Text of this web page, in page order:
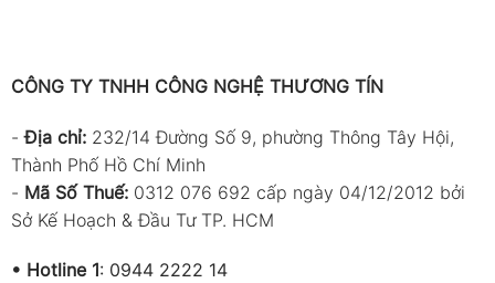
CÔNG TY TNHH CÔNG NGHỆ THƯƠNG TÍN
-Địa chỉ: 232/14 Đường Số 9, phường Thông Tây Hội,
Thành Phố Hồ Chí Minh
- Mã Số Thuế: 0312 076 692 cấp ngày 04/12/2012 bởi
Sở Kế Hoạch & Đầu Tư TP. HCM
• Hotline 1: 0944 2222 14